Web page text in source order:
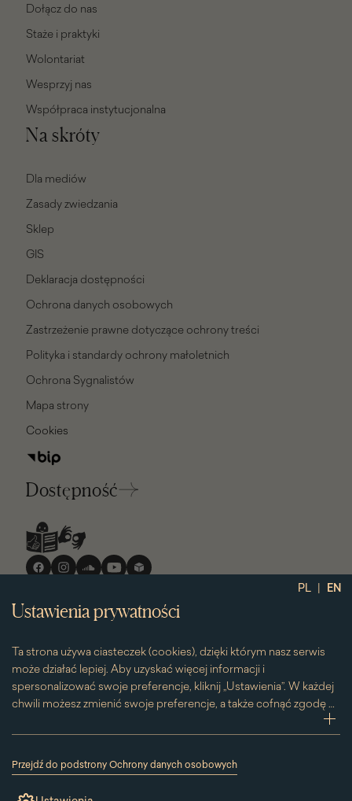
PL | EN
Ustawienia prywatności
Ta strona używa ciasteczek (cookies), dzięki którym nasz serwis
może działać lepiej. Aby uzyskać więcej informacji i
spersonalizować swoje preferencje, kliknij „Ustawienia”. W każdej
chwili możesz zmienić swoje preferencje, a także cofnąć zgodę na
używanie plików cookie. Możesz to zrobić, klikając na podstronę
„Cookies” znajdującą się w stopce.
Przesuwając suwak w prawą stronę aktywujesz zgodę na
konkretne ciasteczko. Przesuwając suwak w lewą stronę
wyłączasz taką zgodę.
Przejdź do podstrony Ochrony danych osobowych
(link
Dołącz do nas
Staże i praktyki
Wolontariat
Wesprzyj nas
Współpraca instytucjonalna
Na skróty
Dla mediów
Zasady zwiedzania
Sklep
GIS
Deklaracja dostępności
Ochrona danych osobowych
Zastrzeżenie prawne dotyczące ochrony treści
Polityka i standardy ochrony małoletnich
Ochrona Sygnalistów
Mapa strony
Cookies
Dostępność
Media
społecznościowe